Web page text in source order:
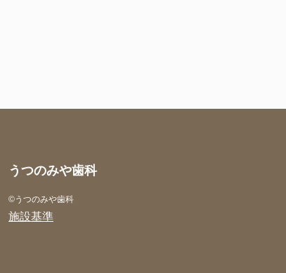
うつのみや歯科
©︎うつのみや歯科
施設基準